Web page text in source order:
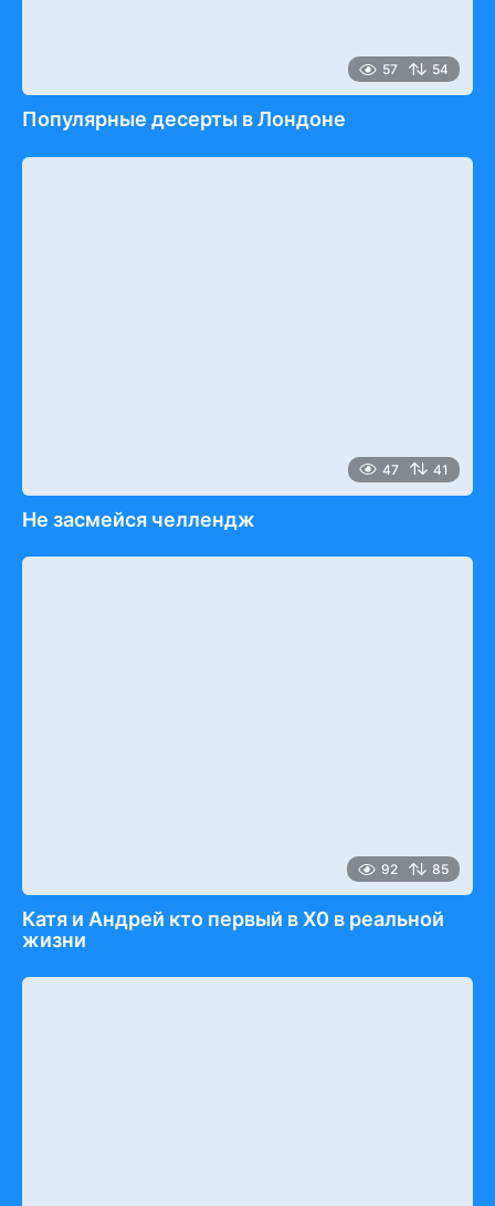
57 54
Популярные десерты в Лондоне
47 41
Не засмейся челлендж
92 85
Катя и Андрей кто первый в Х0 в реальной
жизни